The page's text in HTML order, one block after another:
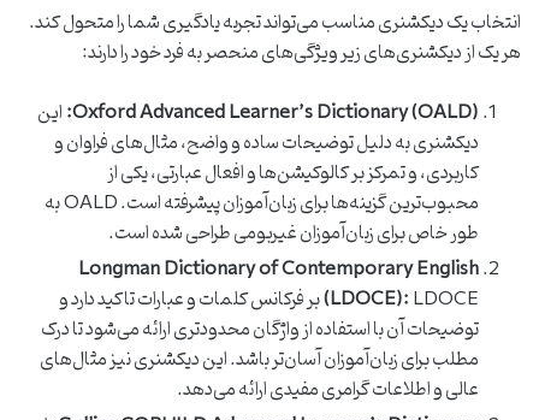
انتخاب یک دیکشنری مناسب می‌تواند تجربه یادگیری شما را متحول کند.
هر یک از دیکشنری‌های زیر ویژگی‌های منحصر به فرد خود را دارند:
Oxford Advanced Learner’s Dictionary (OALD): این
دیکشنری به دلیل توضیحات ساده و واضح، مثال‌های فراوان و
کاربردی، و تمرکز بر کالوکیشن‌ها و افعال عبارتی، یکی از
محبوب‌ترین گزینه‌ها برای زبان‌آموزان پیشرفته است. OALD به
طور خاص برای زبان‌آموزان غیربومی طراحی شده است.
Longman Dictionary of Contemporary English
(LDOCE):LDOCE بر فرکانس کلمات و عبارات تاکید دارد و
توضیحات آن با استفاده از واژگان محدودتری ارائه می‌شود تا درک
مطلب برای زبان‌آموزان آسان‌تر باشد. این دیکشنری نیز مثال‌های
عالی و اطلاعات گرامری مفیدی ارائه می‌دهد.